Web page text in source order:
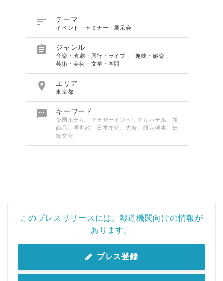
 テーマ
イベント・セミナー・展示会
 ジャンル
音楽・演劇・興行・ライブ 趣味・娯楽
芸術・美術・文学・学問
 エリア
東京都
 キーワード
帝国ホテル、アナザーインペリアルホテル、新
商品、浮世絵、日本文化、先着、限定催事、伝
統文化
このプレスリリースには、報道機関向けの情報が
あります。
プレス登録